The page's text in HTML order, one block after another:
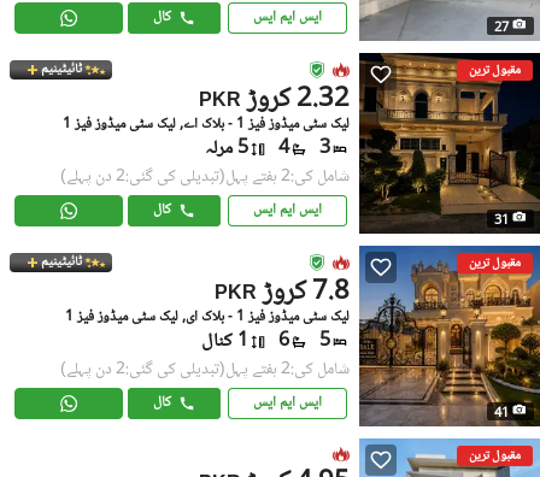
27 ایس ایم ایس کال
مقبول ترین
31
ٹائیٹینیم
PKR 2.32 کروڑ
لیک سٹی میڈوز فیز 1 - بلاک اے, لیک سٹی میڈوز فیز 1
3
4 5 مرلہ
شامل کی:2 ہفتے پہل (تبدیلی کی گئی:2 دن پہلے)
ایس ایم ایس کال
مقبول ترین
41
ٹائیٹینیم
PKR 7.8 کروڑ
لیک سٹی میڈوز فیز 1 - بلاک ای, لیک سٹی میڈوز فیز 1
5
6 1 کنال
شامل کی:2 ہفتے پہل (تبدیلی کی گئی:2 دن پہلے)
ایس ایم ایس کال
مقبول ترین